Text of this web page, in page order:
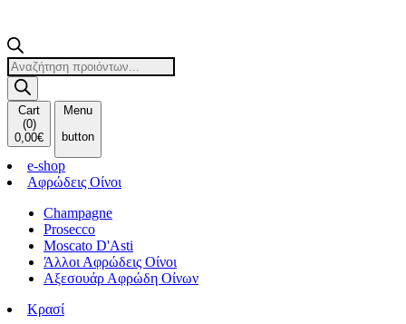
Products
search
Cart
(0)
0,00€
Menu
button
e-shop
Αφρώδεις Οίνοι
Champagne
Prosecco
Moscato D'Asti
Άλλοι Αφρώδεις Οίνοι
Αξεσουάρ Αφρώδη Οίνων
Κρασί